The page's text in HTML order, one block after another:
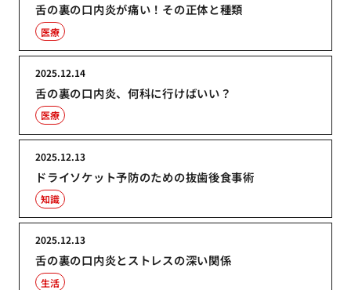
舌の裏の口内炎が痛い！その正体と種類
医療
舌の裏の口内炎、何科に行けばいい？
2025.12.14
医療
ドライソケット予防のための抜歯後食事術
2025.12.13
知識
舌の裏の口内炎とストレスの深い関係
2025.12.13
生活